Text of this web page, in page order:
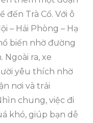
đến Trà Cổ. Với ô
– Hải Phòng – Hạ
biến nhờ đường
Ngoài ra, xe
yêu thích nhờ
nơi và trải
chung, việc đi
khó, giúp bạn dễ